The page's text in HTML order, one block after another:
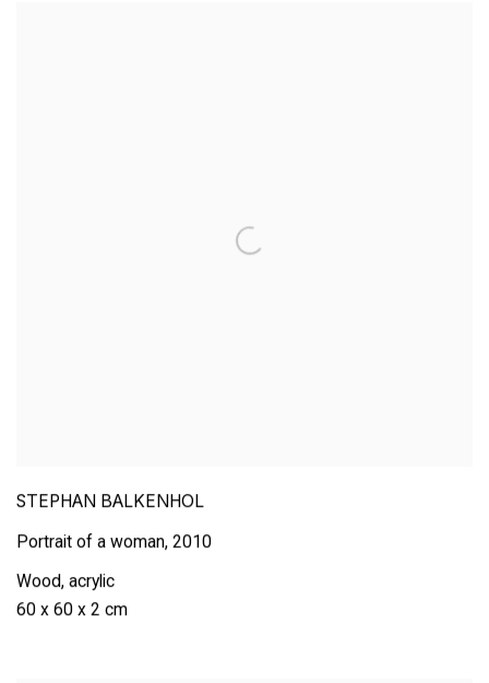
STEPHAN BALKENHOL
Portrait of a woman, 2010
Wood, acrylic
60 x 60 x 2 cm